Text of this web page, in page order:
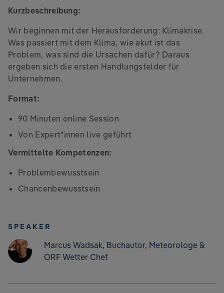
Kurzbeschreibung:
Wir beginnen mit der Herausforderung: Klimakrise.
Was passiert mit dem Klima, wie akut ist das
Problem, was sind die Ursachen dafür? Daraus
ergeben sich die ersten Handlungsfelder für
Unternehmen.
Format:
90 Minuten online Session
Von Expert*innen live geführt
Vermittelte Kompetenzen:
Problembewusstsein
Chancenbewusstsein
SPEAKER
Marcus Wadsak, Buchautor, Meteorologe &
ORF Wetter Chef